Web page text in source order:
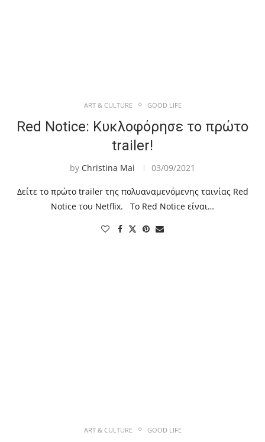
ART & CULTURE GOOD LIFE
Red Notice: Κυκλοφόρησε το πρώτο
trailer!
by Christina Mai 03/09/2021
Δείτε το πρώτο trailer της πολυαναμενόμενης ταινίας Red
Notice του Netflix. Το Red Notice είναι…
ART & CULTURE GOOD LIFE